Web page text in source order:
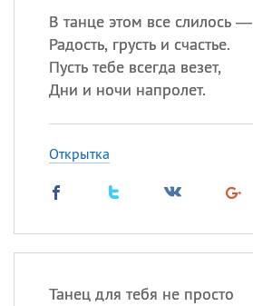
В танце этом все слилось —
Радость, грусть и счастье.
Пусть тебе всегда везет,
Дни и ночи напролет.
Открытка
Танец для тебя не просто